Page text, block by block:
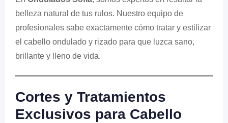
belleza natural de tus rulos. Nuestro equipo de
profesionales sabe exactamente cómo tratar y estilizar
el cabello ondulado y rizado para que luzca sano,
brillante y lleno de vida.
Cortes y Tratamientos
Exclusivos para Cabello